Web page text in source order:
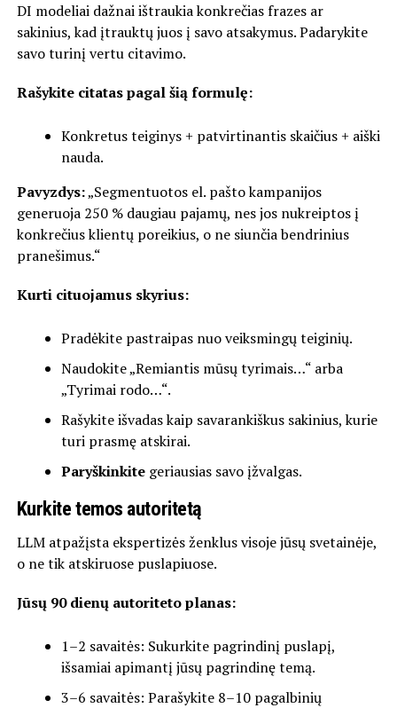
DI modeliai dažnai ištraukia konkrečias frazes ar
sakinius, kad įtrauktų juos į savo atsakymus. Padarykite
savo turinį vertu citavimo.
Rašykite citatas pagal šią formulę:
Konkretus teiginys + patvirtinantis skaičius + aiški
nauda.
Pavyzdys:„Segmentuotos el. pašto kampanijos
generuoja 250 % daugiau pajamų, nes jos nukreiptos į
konkrečius klientų poreikius, o ne siunčia bendrinius
pranešimus.“
Kurti cituojamus skyrius:
Pradėkite pastraipas nuo veiksmingų teiginių.
Naudokite „Remiantis mūsų tyrimais…“ arba
„Tyrimai rodo…“.
Rašykite išvadas kaip savarankiškus sakinius, kurie
turi prasmę atskirai.
Paryškinkitegeriausias savo įžvalgas.
Kurkite temos autoritetą
LLM atpažįsta ekspertizės ženklus visoje jūsų svetainėje,
o ne tik atskiruose puslapiuose.
Jūsų 90 dienų autoriteto planas:
1–2 savaitės: Sukurkite pagrindinį puslapį,
išsamiai apimantį jūsų pagrindinę temą.
3–6 savaitės: Parašykite 8–10 pagalbinių